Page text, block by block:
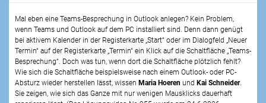
Mal eben eine Teams-Besprechung in Outlook anlegen? Kein Problem,
wenn Teams und Outlook auf dem PC installiert sind. Denn dann genügt
bei aktivem Kalender in der Registerkarte „Start“ oder im Dialogfeld „Neuer
Termin“ auf der Registerkarte „Termin“ ein Klick auf die Schaltfläche „Teams-
Besprechung“. Doch was tun, wenn dort die Schaltfläche plötzlich fehlt?
Wie sich die Schaltfläche beispielsweise nach einem Outlook- oder PC-
Absturz wieder herstellen lässt, wissen Maria Hoeren und Kai Schneider.
Sie zeigen, wie sich das Ganze mit nur wenigen Mausklicks dauerhaft